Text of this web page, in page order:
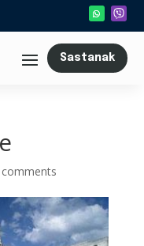
Sastanak
comments